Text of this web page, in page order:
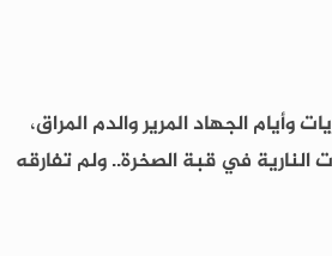
الجهاد المرير والدم المراق،
النارية في قبة الصخرة.. ولم تفارقه